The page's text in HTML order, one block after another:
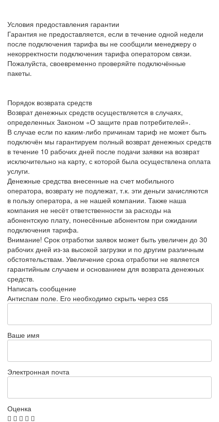
Условия предоставления гарантии
Гарантия не предоставляется, если в течение одной недели
после подключения тарифа вы не сообщили менеджеру о
некорректности подключения тарифа оператором связи.
Пожалуйста, своевременно проверяйте подключённые
пакеты.
Порядок возврата средств
Возврат денежных средств осуществляется в случаях,
определенных Законом «О защите прав потребителей».
В случае если по каким-либо причинам тариф не может быть
подключён мы гарантируем полный возврат денежных средств
в течение 10 рабочих дней после подачи заявки на возврат
исключительно на карту, с которой была осуществлена оплата
услуги.
Денежные средства внесенные на счет мобильного
оператора, возврату не подлежат, т.к. эти деньги зачисляются
в пользу оператора, а не нашей компании. Также наша
компания не несёт ответственности за расходы на
абонентскую плату, понесённые абонентом при ожидании
подключения тарифа.
Внимание! Срок отработки заявок может быть увеличен до 30
рабочих дней из-за высокой загрузки и по другим различным
обстоятельствам. Увеличение срока отработки не является
гарантийным случаем и основанием для возврата денежных
средств.
Написать сообщение
Антиспам поле. Его необходимо скрыть через css
Ваше имя
Электронная почта
Оценка